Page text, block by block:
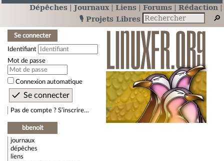
Dépêches Journaux Liens Forums
Rédaction
🎙️ Projets Libres
Se connecter
Identifiant
Mot de passe
Connexion automatique
Pas de compte ? S’inscrire…
bbenoit
journaux
dépêches
liens